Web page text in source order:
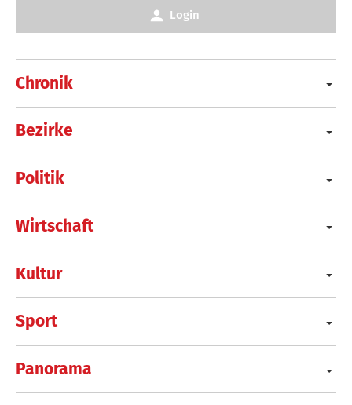
Chronik
Bezirke
Politik
Wirtschaft
Kultur
Sport
Panorama
Login